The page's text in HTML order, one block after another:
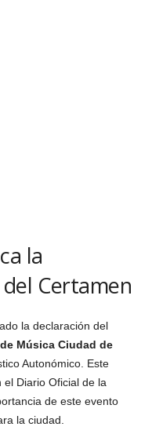
la
Certamen
la declaración del
Música Ciudad de
Autonómico. Este
el Diario Oficial de la
de este evento
la ciudad.